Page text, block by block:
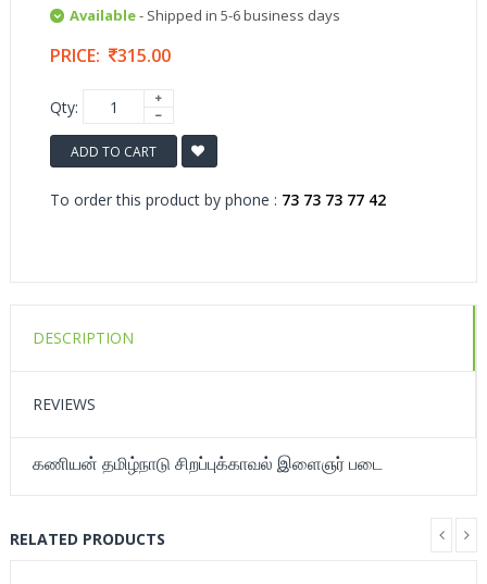
Available- Shipped in 5-6 business days
PRICE: 315.00
Qty:
ADD TO CART
To order this product by phone : 73 73 73 77 42
DESCRIPTION
REVIEWS
கணியன் தமிழ்நாடு சிறப்புக்காவல் இளைஞர் படை
RELATED PRODUCTS